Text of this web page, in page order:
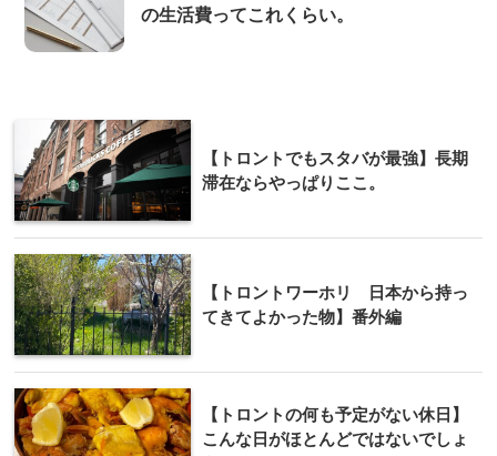
の生活費ってこれくらい。
【トロントでもスタバが最強】長期
滞在ならやっぱりここ。
【トロントワーホリ 日本から持っ
てきてよかった物】番外編
【トロントの何も予定がない休日】
こんな日がほとんどではないでしょ